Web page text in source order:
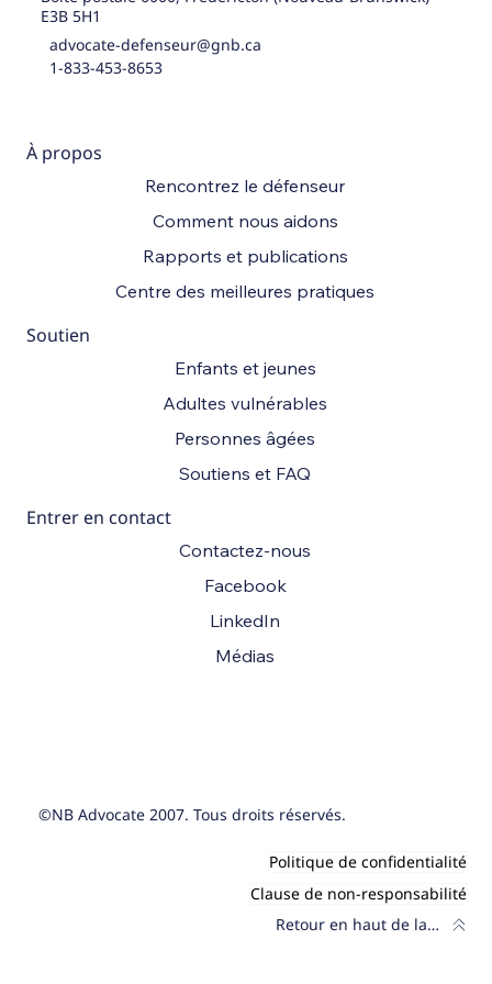
©NB Advocate 2007. Tous droits réservés.
E3B 5H1
advocate-defenseur@gnb.ca
1-833-453-8653
À propos
Rencontrez le défenseur
Comment nous aidons
Rapports et publications
Centre des meilleures pratiques
Soutien
Enfants et jeunes
Adultes vulnérables
Personnes âgées
Soutiens et FAQ
Entrer en contact
Contactez-nous
Facebook
Médias
LinkedIn
Politique de confidentialité
Clause de non-responsabilité
Retour en haut de la page